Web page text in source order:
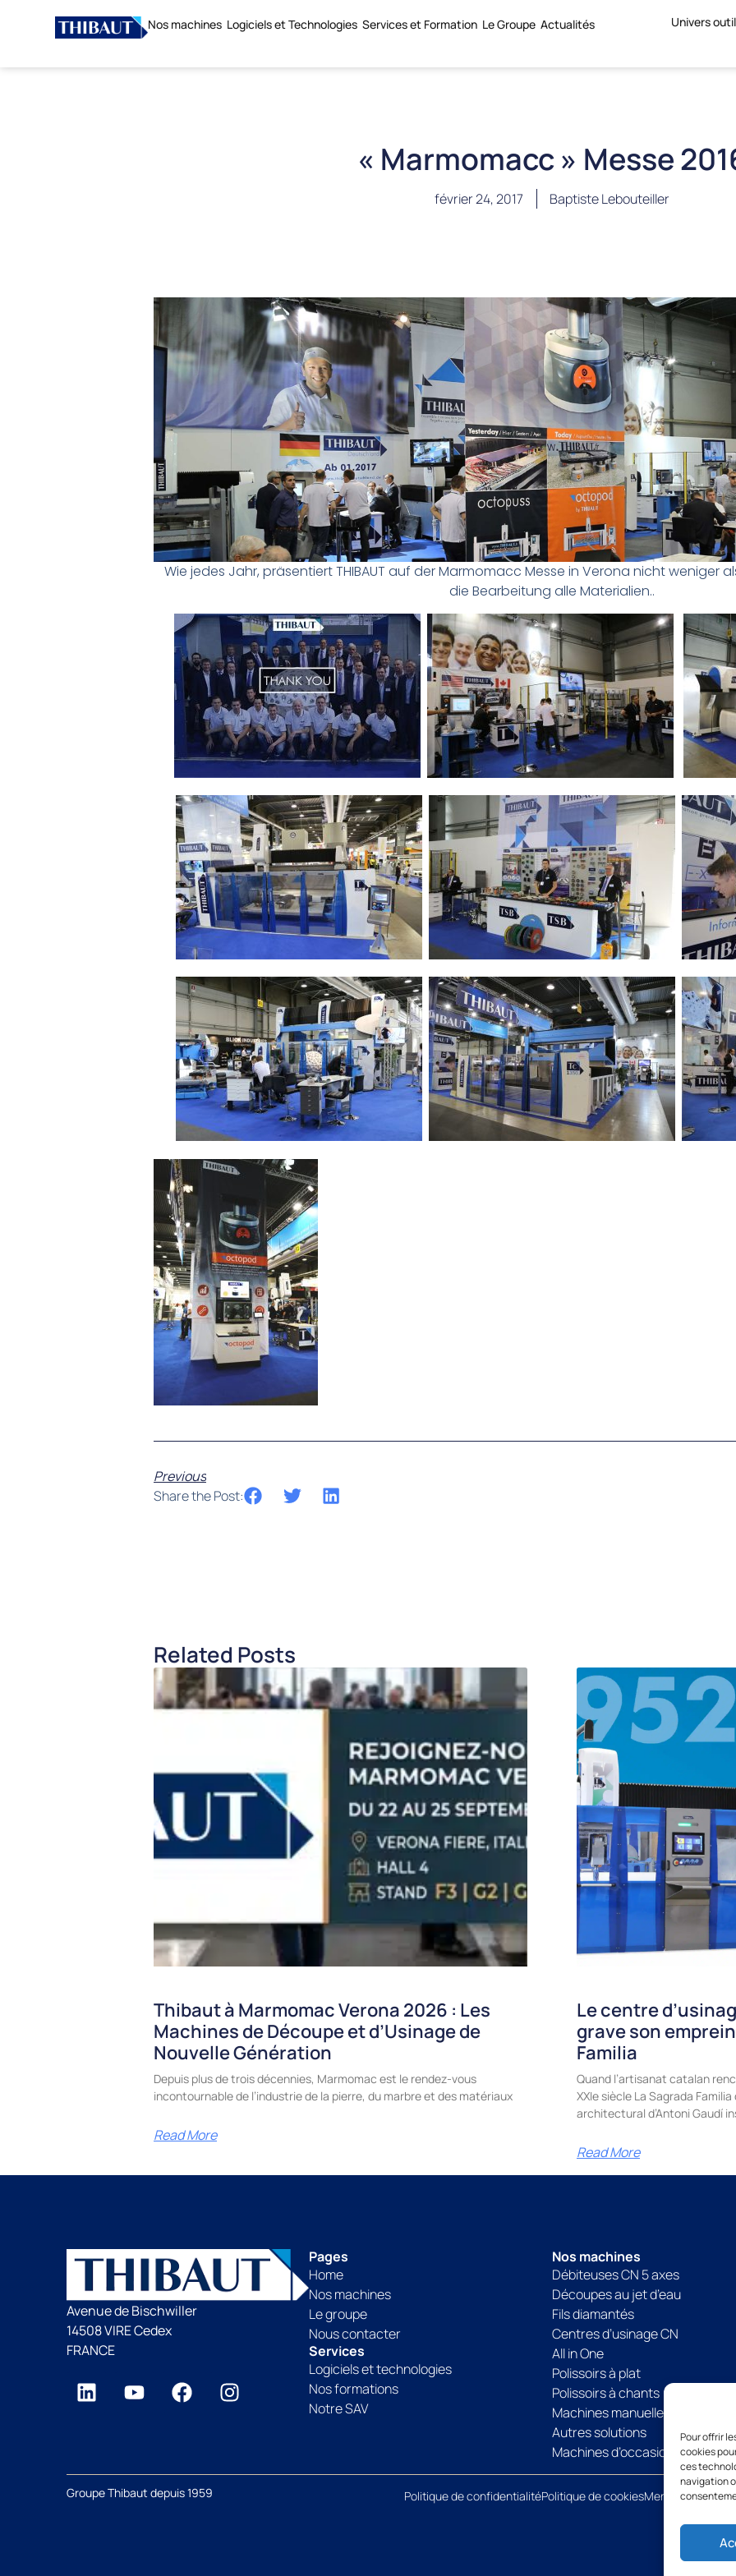
Pour offrir
cookies
ces
navigation
Nos machines Logiciels et Technologies Services et Formation Le Groupe Actualités Univers
« Marmomacc » Messe
février 24, 2017 Baptiste Lebouteiller
Wie jedes Jahr, präsentiert THIBAUT auf der Marmomacc Messe in Verona nicht weniger
die Bearbeitung alle Materialien..
Previous
Share the Post:
Related Posts
Thibaut à Marmomac Verona 2026 : Les
Machines de Découpe et d’Usinage de
Nouvelle Génération
Depuis plus de trois décennies, Marmomac est le rendez-vous
incontournable de l’industrie de la pierre, du marbre et des matériaux
Read More
Le centre
grave son
Familia
Quand l’artisanat catalan
XXIe siècle La Sagrada
architectural d’Antoni Gaudí
Read More
Avenue de Bischwiller
14508 VIRE Cedex
FRANCE
Pages
Home
Nos machines
Le groupe
Nous contacter
Services
Logiciels et technologies
Nos formations
Notre SAV
Nos machines
Débiteuses CN 5 axes
Découpes au jet d’eau
Fils diamantés
Centres d’usinage CN
All in One
Polissoirs à plat
Polissoirs à chants
Machines manuelles
Autres solutions
Machines d’occasion
Groupe Thibaut depuis 1959 Politique de confidentialitéPolitique de cookiesMentions légales